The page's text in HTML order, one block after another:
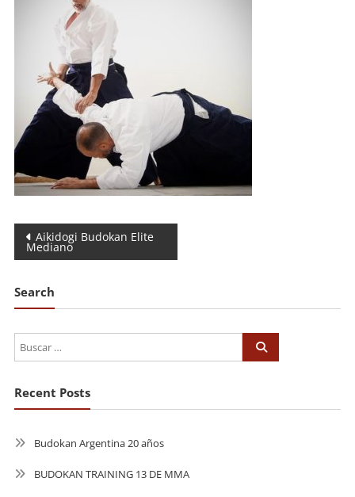
Navegación
de
entradas
Aikidogi Budokan Elite
Mediano
Search
Recent Posts
Budokan Argentina 20 años
BUDOKAN TRAINING 13 DE MMA